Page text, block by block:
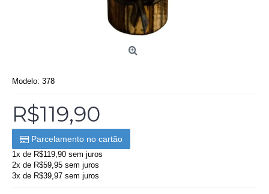
Modelo: 378
R$119,90
Parcelamento no cartão
1x de R$119,90 sem juros
2x de R$59,95 sem juros
3x de R$39,97 sem juros